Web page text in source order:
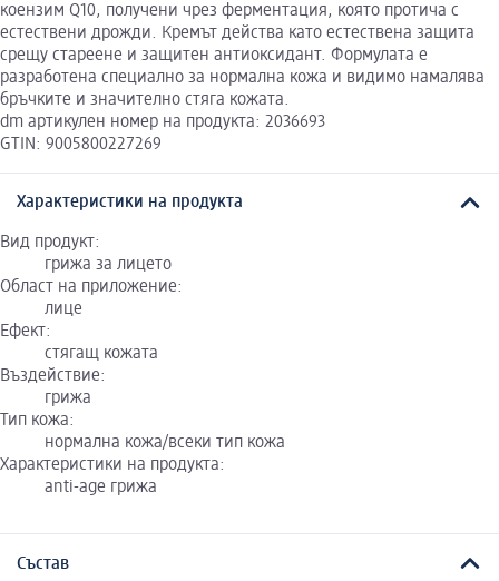
коензим Q10, получени чрез ферментация, която протича с
естествени дрожди. Кремът действа като естествена защита
срещу стареене и защитен антиоксидант. Формулата е
разработена специално за нормална кожа и видимо намалява
бръчките и значително стяга кожата.
dm артикулен номер на продукта: 2036693
GTIN: 9005800227269
Характеристики на продукта
Вид продукт:
грижа за лицето
Област на приложение:
лице
Ефект:
стягащ кожата
Въздействие:
грижа
Тип кожа:
нормална кожа/всеки тип кожа
Характеристики на продукта:
anti-age грижа
Състав